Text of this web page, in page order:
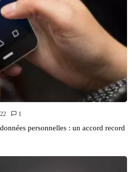
1
personnelles : un accord record